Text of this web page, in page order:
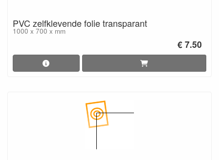
PVC zelfklevende folie transparant
1000 x 700 x mm
€ 7.50